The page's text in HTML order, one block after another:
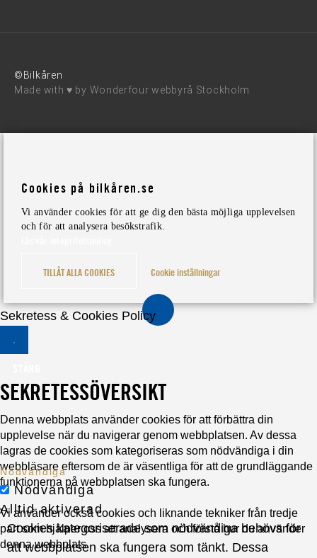
©Bilkåren
Made with ♥ by Wonderfour webbyrå Stockholm
Cookies på bilkåren.se
Vi använder cookies för att ge dig den bästa möjliga upplevelsen
och för att analysera besökstrafik.
TILLÅT ALLA COOKIES Cookie inställningar
Sekretess & Cookies Policy
SEKRETESSÖVERSIKT
Denna webbplats använder cookies för att förbättra din
upplevelse när du navigerar genom webbplatsen. Av dessa
lagras de cookies som kategoriseras som nödvändiga i din
webbläsare eftersom de är väsentliga för att de grundläggande
funktionerna på webbplatsen ska fungera.
Vi använder också cookies och liknande tekniker från tredje
part som hjälper oss att analysera och förstå hur du använder
denna webbplats.
Nödvändiga
Nödvändiga
Alltid aktiverad
Cookies kategoriserade som nödvändiga behövs för
att webbplatsen ska fungera som tänkt. Dessa